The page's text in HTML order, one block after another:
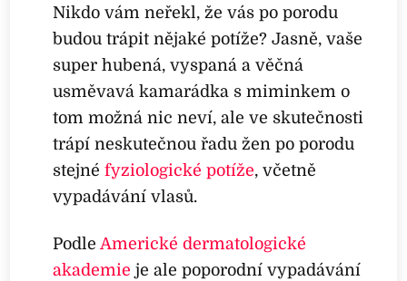
Nikdo vám neřekl, že vás po porodu
budou trápit nějaké potíže? Jasně, vaše
super hubená, vyspaná a věčná
usměvavá kamarádka s miminkem o
tom možná nic neví, ale ve skutečnosti
trápí neskutečnou řadu žen po porodu
stejnéfyziologické potíže, včetně
vypadávání vlasů.
PodleAmerické dermatologické
akademie je ale poporodní vypadávání